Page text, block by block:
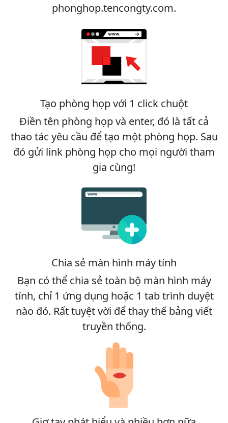
phonghop.tencongty.com.
Tạo phòng họp với 1 click chuột
Điền tên phòng họp và enter, đó là tất cả
thao tác yêu cầu để tạo một phòng họp. Sau
đó gửi link phòng họp cho mọi người tham
gia cùng!
Chia sẻ màn hình máy tính
Bạn có thể chia sẻ toàn bộ màn hình máy
tính, chỉ 1 ứng dụng hoặc 1 tab trình duyệt
nào đó. Rất tuyệt vời để thay thế bảng viết
truyền thống.